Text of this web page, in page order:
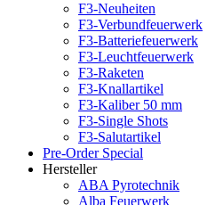
F3-Neuheiten
F3-Verbundfeuerwerk
F3-Batteriefeuerwerk
F3-Leuchtfeuerwerk
F3-Raketen
F3-Knallartikel
F3-Kaliber 50 mm
F3-Single Shots
F3-Salutartikel
Pre-Order Special
Hersteller
ABA Pyrotechnik
Alba Feuerwerk